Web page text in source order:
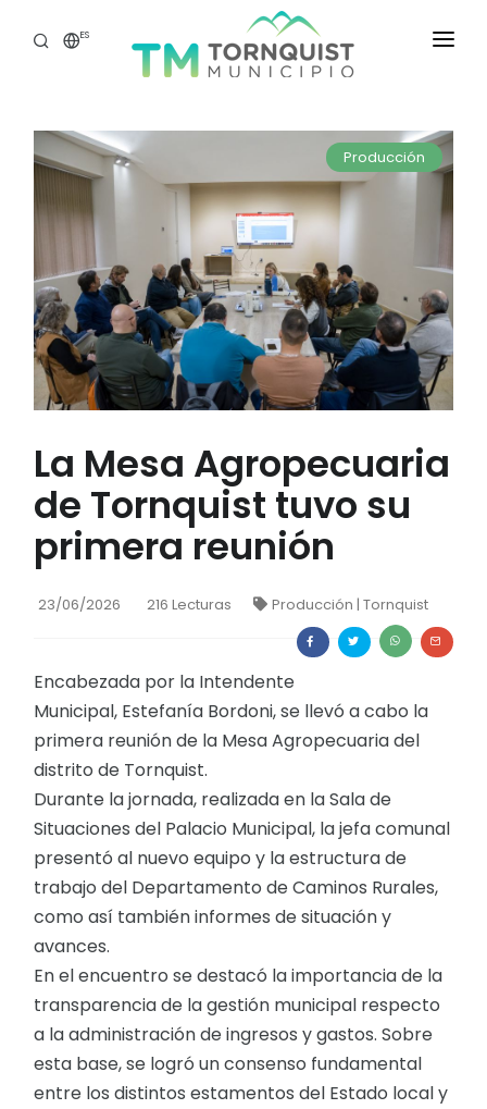
ES
SECRETARÍAS
ATENCIÓN CIUDADANA
GOBIERNO ABIERTO
PORTAL DEL EMPLEADO
Producción
La Mesa Agropecuaria
de Tornquist tuvo su
primera reunión
23/06/2026 216 Lecturas Producción | Tornquist
Encabezada por la Intendente
Municipal, Estefanía Bordoni, se llevó a cabo la
primera reunión de la Mesa Agropecuaria del
distrito de Tornquist.
Durante la jornada, realizada en la Sala de
Situaciones del Palacio Municipal, la jefa comunal
presentó al nuevo equipo y la estructura de
trabajo del Departamento de Caminos Rurales,
como así también informes de situación y
avances.
En el encuentro se destacó la importancia de la
transparencia de la gestión municipal respecto
a la administración de ingresos y gastos. Sobre
esta base, se logró un consenso fundamental
entre los distintos estamentos del Estado local y